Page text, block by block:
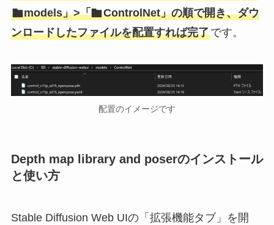
models」>「
ControlNet」の順で開き、ダウ
ンロードしたファイルを配置すれば完了です。
配置のイメージです
Depth map library and poserのインストール
と使い方
Stable Diffusion Web UIの「拡張機能タブ」を開